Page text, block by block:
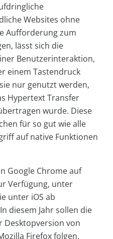
Websites ohne
Aufforderung zum
lässt sich die
Benutzerinteraktion,
einem Tastendruck
nur genutzt werden,
Hypertext Transfer
wurde. Diese
für so gut wie alle
auf native Funktionen
Google Chrome auf
Verfügung, unter
unter iOS ab
diesem Jahr sollen die
Desktopversion von
Firefox folgen.